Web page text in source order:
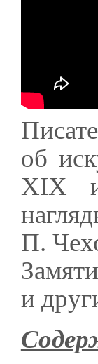
об
XIX
П.
и